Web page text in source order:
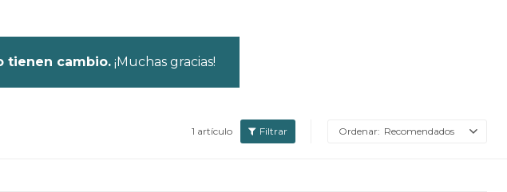
tienen cambio.¡Muchas gracias!
1 artículo Recomendados